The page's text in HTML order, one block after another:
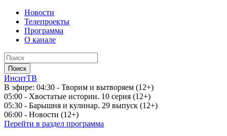
Новости
Телепроекты
Программа
О канале
ИнситТВ
В эфире: 04:30 - Творим и вытворяем (12+)
05:00 - Хвостатые истории. 10 серия (12+)
05:30 - Барышня и кулинар. 29 выпуск (12+)
06:00 - Новости (12+)
Перейти в раздел программа